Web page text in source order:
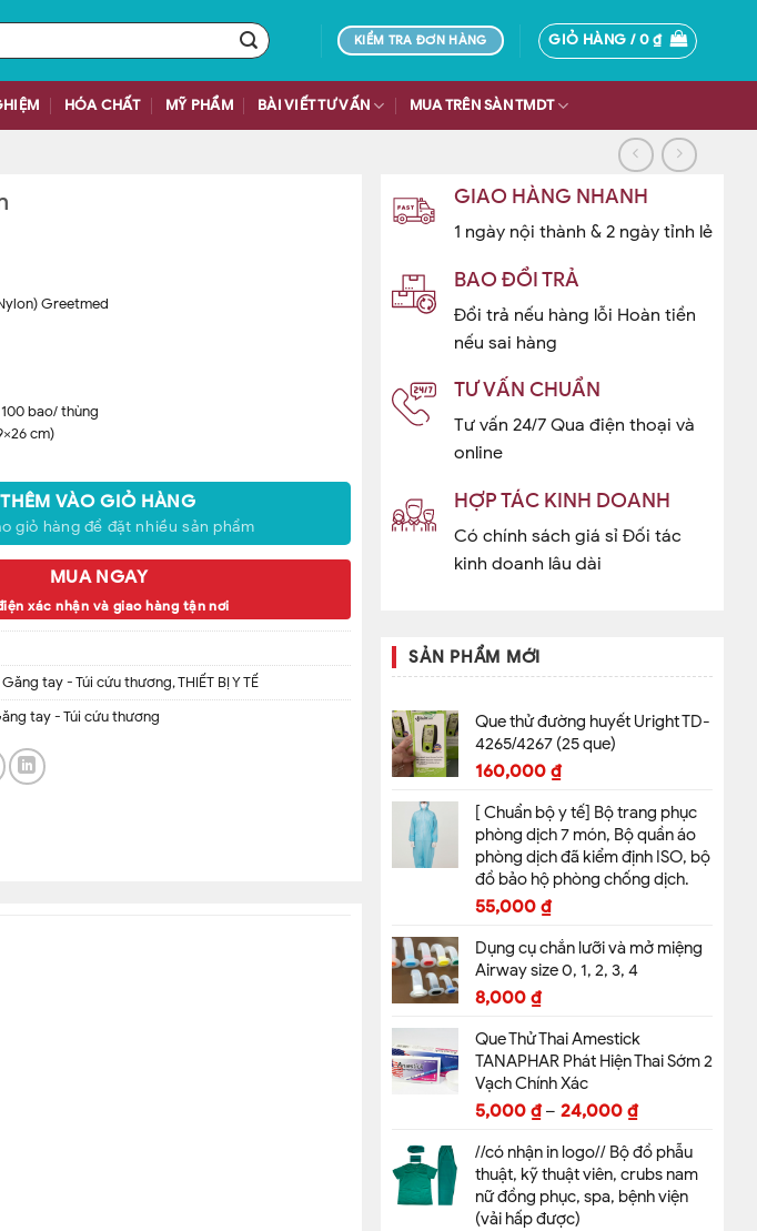
KIỂM TRA ĐƠN HÀNG GIỎ HÀNG /0₫
HÓA CHẤT MỸ PHẨM BÀI VIẾT TƯ VẤN MUA TRÊN SÀN TMDT
GIAO HÀNG NHANH
1 ngày nội thành & 2 ngày tỉnh lẻ
BAO ĐỔI TRẢ
Đổi trả nếu hàng lỗi Hoàn tiền
nếu sai hàng
TƯ VẤN CHUẨN
Tư vấn 24/7 Qua điện thoại và
online
HỢP TÁC KINH DOANH
Có chính sách giá sỉ Đối tác
kinh doanh lâu dài
SẢN PHẨM MỚI
Que thử đường huyết Uright TD-
4265/4267 (25 que)
160,000 ₫
[ Chuẩn bộ y tế] Bộ trang phục
phòng dịch 7 món, Bộ quần áo
phòng dịch đã kiểm định ISO, bộ
đồ bảo hộ phòng chống dịch.
55,000 ₫
Dụng cụ chắn lưỡi và mở miệng
Airway size 0, 1, 2, 3, 4
8,000 ₫
Que Thử Thai Amestick
TANAPHAR Phát Hiện Thai Sớm 2
Vạch Chính Xác
5,000 ₫– 24,000 ₫
//có nhận in logo// Bộ đồ phẫu
thuật, kỹ thuật viên, crubs nam
nữ đồng phục, spa, bệnh viện
(vải hấp được)
Greetmed
bao/ thùng
cm)
THÊM VÀO GIỎ HÀNG
giỏ hàng để đặt nhiều sản phẩm
MUA NGAY
xác nhận và giao hàng tận nơi
tay - Túi cứu thương,THIẾT BỊ Y TẾ
tay - Túi cứu thương